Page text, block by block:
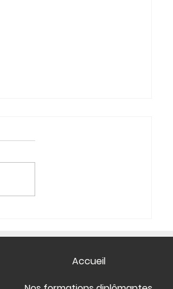
Accueil